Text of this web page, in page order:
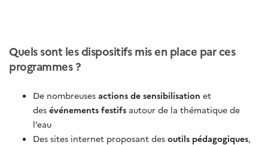
Quels sont les dispositifs mis en place par ces
programmes ?
De nombreuses actions de sensibilisation et
des événements festifs autour de la thématique de
l’eau
Des sites internet proposant des outils pédagogiques,